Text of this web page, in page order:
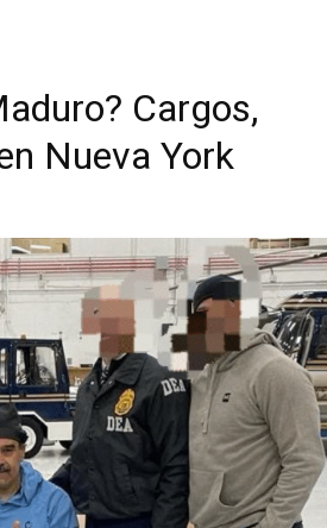
Cargos,
Nueva York